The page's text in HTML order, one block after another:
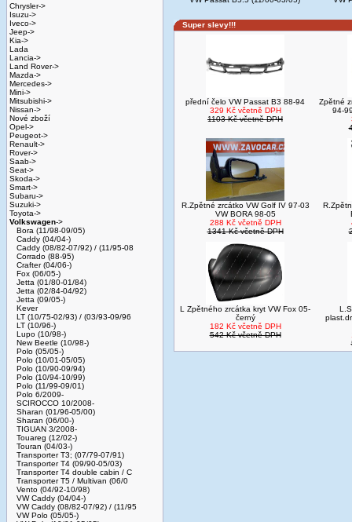
Chrysler->
Isuzu->
Iveco->
Jeep->
Kia->
Lada
Lancia->
Land Rover->
Mazda->
Mercedes->
Mini->
Mitsubishi->
Nissan->
Nové zboží
Opel->
Peugeot->
Renault->
Rover->
Saab->
Seat->
Skoda->
Smart->
Subaru->
Suzuki->
Toyota->
Volkswagen->
Bora (11/98-09/05)
Caddy (04/04-)
Caddy (08/82-07/92) / (11/95-08
Corrado (88-95)
Crafter (04/06-)
Fox (06/05-)
Jetta (01/80-01/84)
Jetta (02/84-04/92)
Jetta (09/05-)
Kever
LT (10/75-02/93) / (03/93-09/96
LT (10/96-)
Lupo (10/98-)
New Beetle (10/98-)
Polo (05/05-)
Polo (10/01-05/05)
Polo (10/90-09/94)
Polo (10/94-10/99)
Polo (11/99-09/01)
Polo 6/2009-
SCIROCCO 10/2008-
Sharan (01/96-05/00)
Sharan (06/00-)
TIGUAN 3/2008-
Touareg (12/02-)
Touran (04/03-)
Transporter T3; (07/79-07/91)
Transporter T4 (09/90-05/03)
Transporter T4 double cabin / C
Transporter T5 / Multivan (06/0
Vento (04/92-10/98)
VW Caddy (04/04-)
VW Caddy (08/82-07/92) / (11/95
VW Polo (05/05-)
Super slevy!!!
přední čelo VW Passat B3 88-94
329 Kč včetně DPH
1103 Kč včetně DPH
Zpětné
94-
R.Zpětné zrcátko VW Golf IV 97-03
VW BORA 98-05
288 Kč včetně DPH
1341 Kč včetně DPH
L Zpětného zrcátka kryt VW Fox 05-
černý
182 Kč včetně DPH
542 Kč včetně DPH